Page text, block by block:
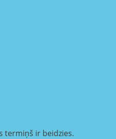
termiņš ir beidzies.